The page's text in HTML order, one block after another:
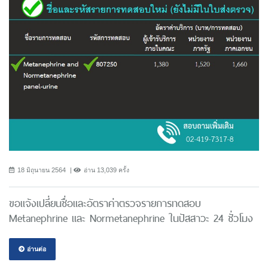
18 มิถุนายน 2564 อ่าน 13,039 ครั้ง
ขอแจ้งเปลี่ยนชื่อและอัตราค่าตรวจรายการทดสอบ
Metanephrine และ Normetanephrine ในปัสสาวะ 24 ชั่วโมง
อ่านต่อ